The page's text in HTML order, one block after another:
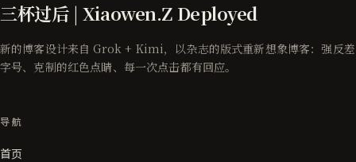
三杯过后 | Xiaowen.Z Deployed
新的博客设计来自 Grok + Kimi，以杂志的版式重新想象博客：强反差
字号、克制的红色点睛、每一次点击都有回应。
导航
首页